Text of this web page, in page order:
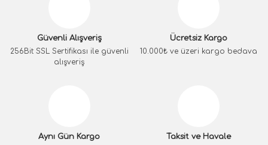
Güvenli Alışveriş
256Bit SSL Sertifikası ile güvenli
alışveriş
Ücretsiz Kargo
10.000₺ ve üzeri kargo bedava
Aynı Gün Kargo
Taksit ve Havale